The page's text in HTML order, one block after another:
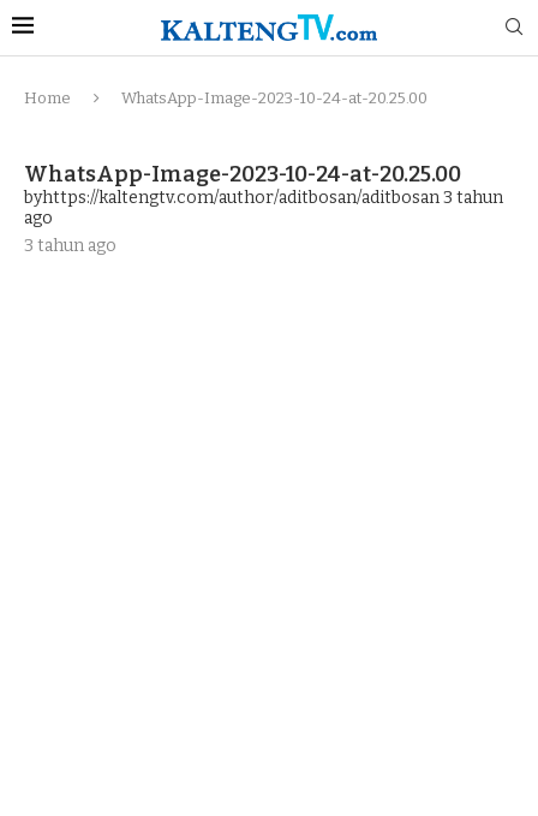
Home WhatsApp-Image-2023-10-24-at-20.25.00
WhatsApp-Image-2023-10-24-at-20.25.00
byhttps://kaltengtv.com/author/aditbosan/aditbosan3 tahun
ago
3 tahun ago